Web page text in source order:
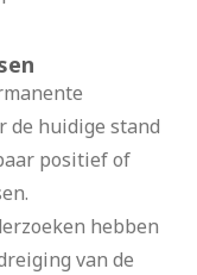
de huidige stand
positief of
hebben
van de